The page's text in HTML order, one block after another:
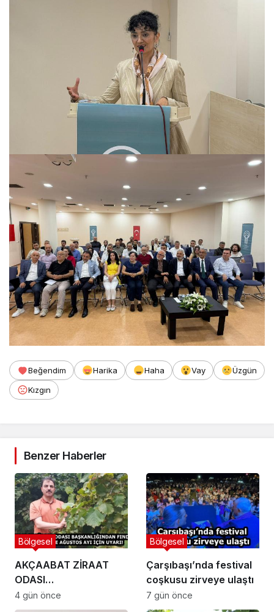
Beğendim Harika Haha Vay
Üzgün
Kızgın
Benzer Haberler
AKÇAABAT ZİRAAT
ODASI
BAŞKANLIĞINDAN
FINDIK ÜRETİCİLERİNE
Bölgesel
4 gün önce
Çarşıbaşı’nda festival
coşkusu zirveye ulaştı
Bölgesel
7 gün önce